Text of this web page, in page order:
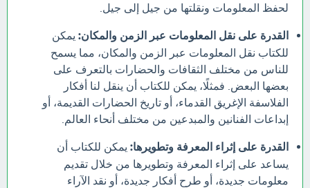
لحفظ المعلومات ونقلتها من جيل إلى جيل.
القدرة على نقل المعلومات عبر الزمن والمكان: يمكن
للكتاب نقل المعلومات عبر الزمن والمكان، مما يسمح
للناس من مختلف الثقافات والحضارات بالتعرف على
بعضها البعض. فمثلًا، يمكن للكتاب أن ينقل لنا أفكار
الفلاسفة الإغريق القدماء، أو تاريخ الحضارات القديمة، أو
إبداعات الفنانين والمبدعين من مختلف أنحاء العالم.
القدرة على إثراء المعرفة وتطويرها: يمكن للكتاب أن
يساعد على إثراء المعرفة وتطويرها من خلال تقديم
معلومات جديدة، أو طرح أفكار جديدة، أو نقد الآراء